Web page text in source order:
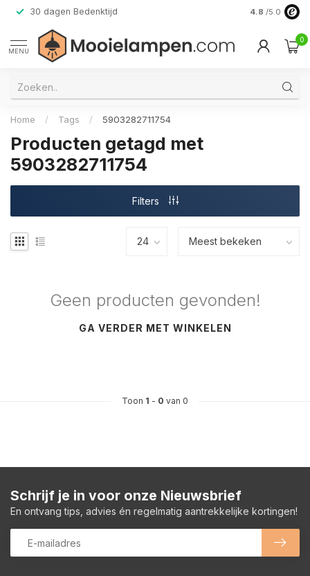
30 dagen Bedenktijd Verzending
4.8 /5.0
MENU
0
Home / Tags / 5903282711754
Producten getagd met
5903282711754
Filters
Geen producten gevonden!
GA VERDER MET WINKELEN
Toon 1 - 0 van 0
Schrijf je in voor onze Nieuwsbrief
En ontvang tips, advies én regelmatig aantrekkelijke kortingen!